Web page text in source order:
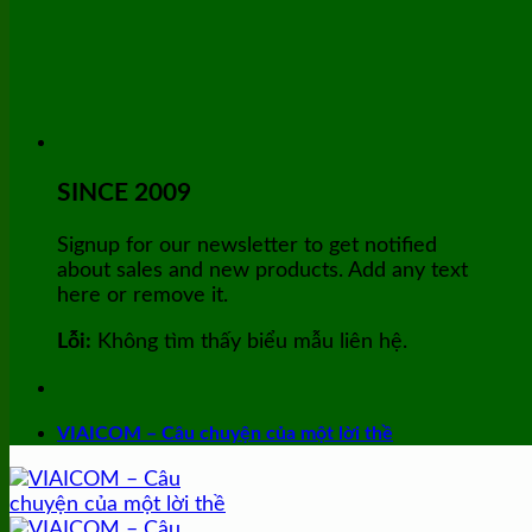
SINCE 2009
Signup for our newsletter to get notified
about sales and new products. Add any text
here or remove it.
Lỗi: Không tìm thấy biểu mẫu liên hệ.
VIAICOM – Câu chuyện của một lời thề